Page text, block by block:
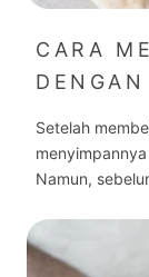
CARA
Setelah
Namun,